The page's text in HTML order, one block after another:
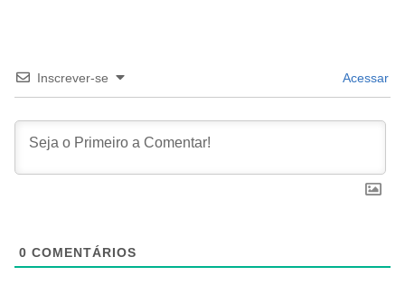
Inscrever-se Acessar
0 COMENTÁRIOS